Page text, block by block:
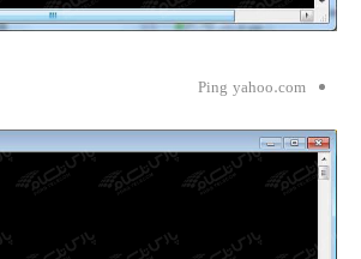
Ping yahoo.com